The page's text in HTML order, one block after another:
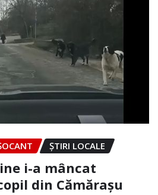
ȘTIRI LOCALE
i-a mâncat
din Cămărașu